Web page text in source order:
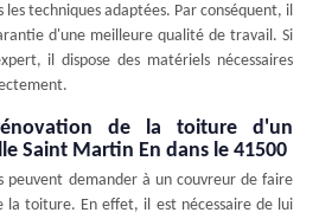
techniques adaptées. Par conséquent, il
d'une meilleure qualité de travail. Si
il dispose des matériels nécessaires
de la toiture d'un
Saint Martin En dans le 41500
peuvent demander à un couvreur de faire
la toiture. En effet, il est nécessaire de lui